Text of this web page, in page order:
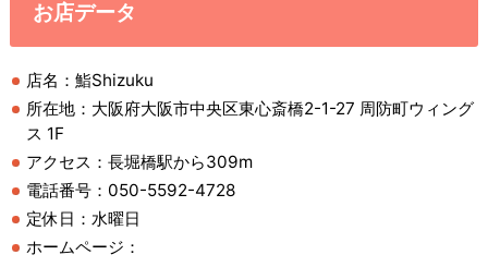
お店データ
店名：鮨Shizuku
所在地：大阪府大阪市中央区東心斎橋2-1-27 周防町ウィング
ス 1F
アクセス：長堀橋駅から309m
電話番号：050-5592-4728
定休日：水曜日
ホームページ：